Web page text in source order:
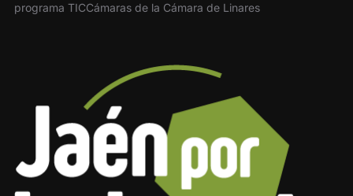
programa TICCámaras de la Cámara de Linares